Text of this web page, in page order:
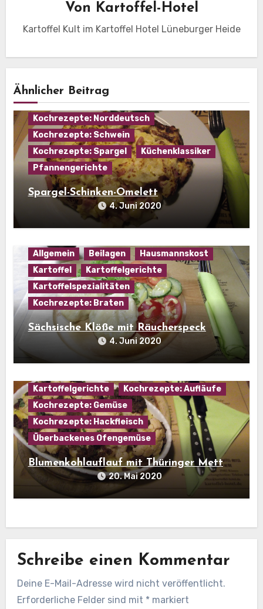
Von Kartoffel-Hotel
Kartoffel Kult im Kartoffel Hotel Lüneburger Heide
Ähnlicher Beitrag
Hausmannskost
Kochrezepte: Fleisch
Kochrezepte: Norddeutsch
Kochrezepte: Schwein
Kochrezepte: Spargel
Küchenklassiker
Pfannengerichte
Spargel-Schinken-Omelett
4. Juni 2020
Allgemein Beilagen
Hausmannskost
Kartoffel
Kartoffelgerichte
Kartoffelspezialitäten
Kochrezepte: Braten
Sächsische Klöße mit Räucherspeck
4. Juni 2020
Kartoffelgerichte
Kochrezepte: Aufläufe
Kochrezepte: Gemüse
Kochrezepte: Hackfleisch
Überbackenes Ofengemüse
Blumenkohlauflauf mit Thüringer Mett
20. Mai 2020
Schreibe einen Kommentar
Deine E-Mail-Adresse wird nicht veröffentlicht.
Erforderliche Felder sind mit * markiert